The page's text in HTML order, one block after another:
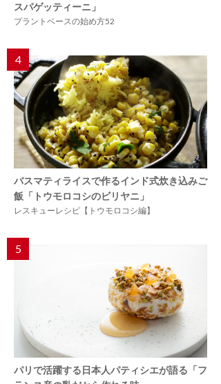
スパゲッティーニ」
プラントベースの始め方52
4
バスマティライスで作るインド式炊き込みご
飯「トウモロコシのビリヤニ」
レスキューレシピ【トウモロコシ編】
5
パリで活躍する日本人パティシエが語る「フ